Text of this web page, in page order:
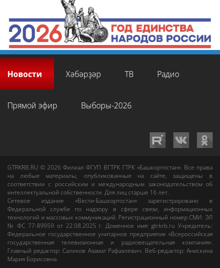
Новости Хәбәрҙәр ТВ Радио
Прямой эфир Выборы-2026
GTRKRB.RU © 2026Филиал ФГУП ВГТРК ГТРК «Башкортостан». Все права
на любые материалы, опубликованные на сайте, защищены в
соответствии с российским и международным законодательством об
интеллектуальной собственности. Для лиц старше 16 лет.
Сетевое издание «Вести-Башкортостан»зарегистрировано в
Федеральной службе по надзору в сфере связи, информационных
технологий и массовых коммуникаций. Регистрационный номер СМИ: ЭЛ
№ ФС 77-89959 от 22.08.2025 г. Доменное имя:gtrkrb.ru Учредитель:
Федеральное государственное унитарное предприятие «Всероссийская
государственная телевизионная и радиовещательная компания».
Главный редактор:Салихов Азамат Рафаэлевич. Веб-редактор:Анискина
Мария Борисовна.